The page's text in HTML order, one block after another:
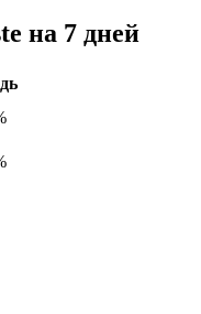
на 7 дней